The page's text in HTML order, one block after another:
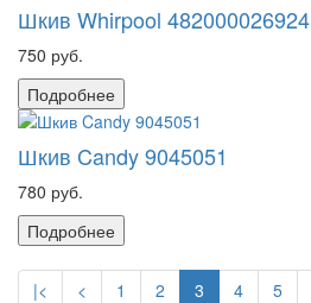
Шкив Whirpool 482000026924
750 руб.
Подробнее
Шкив Candy 9045051
780 руб.
Подробнее
|< < 1 2 3 4 5